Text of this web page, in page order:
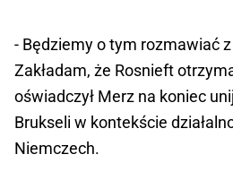
- Będziemy o tym rozmawiać
Zakładam, że Rosnieft
oświadczył Merz na koniec
Brukseli w kontekście
Niemczech.